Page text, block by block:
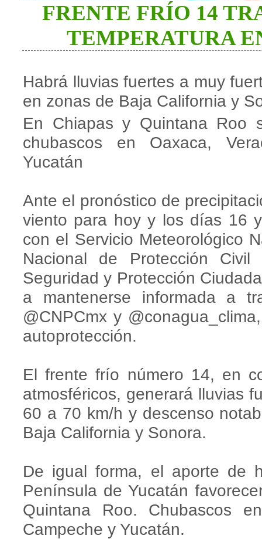
FRENTE FRÍO 14
TEMPERATURA
Habrá lluvias fuertes a muy
en zonas de Baja California y
En Chiapas y Quintana Roo
chubascos en Oaxaca,
Yucatán
Ante el pronóstico de
viento para hoy y los días 16
con el Servicio Meteorológico
Nacional de Protección
Seguridad y Protección
a mantenerse informada a
@CNPCmx y
autoprotección.
El frente frío número 14, en
atmosféricos, generará lluvias
60 a 70 km/h y descenso
Baja California y Sonora.
De igual forma, el aporte de
Península de Yucatán
Quintana Roo. Chubascos
Campeche y Yucatán.